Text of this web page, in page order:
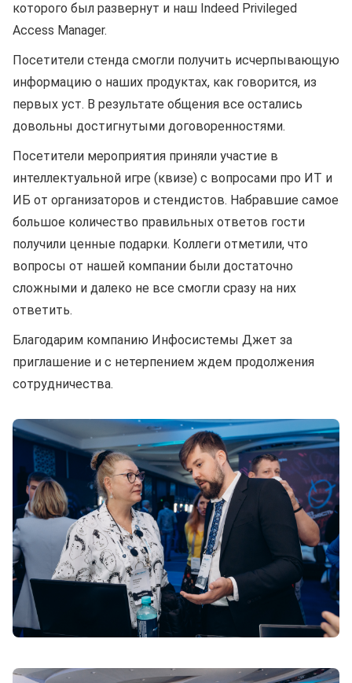
которого был развернут и наш Indeed Privileged
Access Manager.
Посетители стенда смогли получить исчерпывающую
информацию о наших продуктах, как говорится, из
первых уст. В результате общения все остались
довольны достигнутыми договоренностями.
Посетители мероприятия приняли участие в
интеллектуальной игре (квизе) с вопросами про ИТ и
ИБ от организаторов и стендистов. Набравшие самое
большое количество правильных ответов гости
получили ценные подарки. Коллеги отметили, что
вопросы от нашей компании были достаточно
сложными и далеко не все смогли сразу на них
ответить.
Благодарим компанию Инфосистемы Джет за
приглашение и с нетерпением ждем продолжения
сотрудничества.